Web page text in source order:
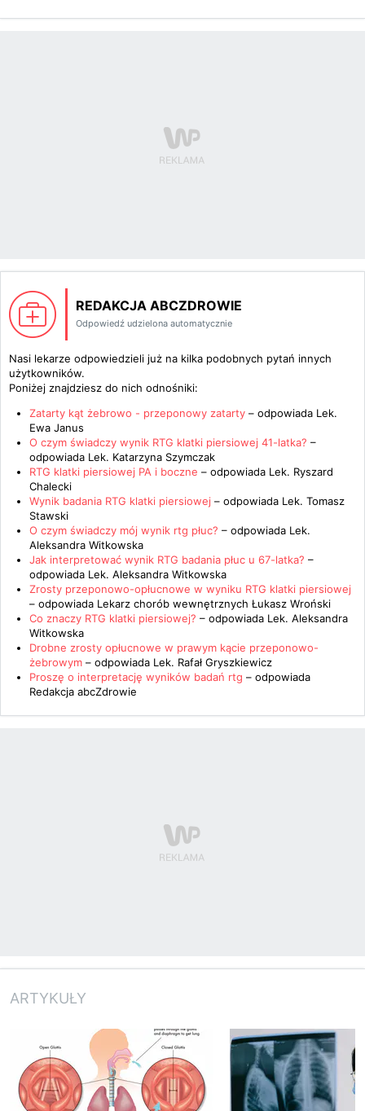
REDAKCJA ABCZDROWIE
Odpowiedź udzielona automatycznie
Nasi lekarze odpowiedzieli już na kilka podobnych pytań innych
użytkowników.
Poniżej znajdziesz do nich odnośniki:
Zatarty kąt żebrowo - przeponowy zatarty – odpowiada Lek.
Ewa Janus
O czym świadczy wynik RTG klatki piersiowej 41-latka? –
odpowiada Lek. Katarzyna Szymczak
RTG klatki piersiowej PA i boczne – odpowiada Lek. Ryszard
Chalecki
Wynik badania RTG klatki piersiowej – odpowiada Lek. Tomasz
Stawski
O czym świadczy mój wynik rtg płuc? – odpowiada Lek.
Aleksandra Witkowska
Jak interpretować wynik RTG badania płuc u 67-latka? –
odpowiada Lek. Aleksandra Witkowska
Zrosty przeponowo-opłucnowe w wyniku RTG klatki piersiowej
– odpowiada Lekarz chorób wewnętrznych Łukasz Wroński
Co znaczy RTG klatki piersiowej? – odpowiada Lek. Aleksandra
Witkowska
Drobne zrosty opłucnowe w prawym kącie przeponowo-
żebrowym – odpowiada Lek. Rafał Gryszkiewicz
Proszę o interpretację wyników badań rtg – odpowiada
Redakcja abcZdrowie
ARTYKUŁY